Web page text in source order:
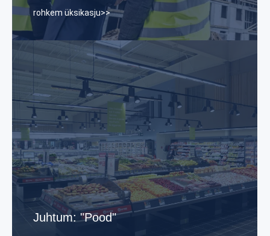
rohkem üksikasju>>
Juhtum: "Pood"
Saaja:Kauplus jälgis oma laoseisu käsitsi ja sageli
esines puudusi.
Pärast:: Laoautomaatika koos teadetega
täiendamise vajaduse kohta.